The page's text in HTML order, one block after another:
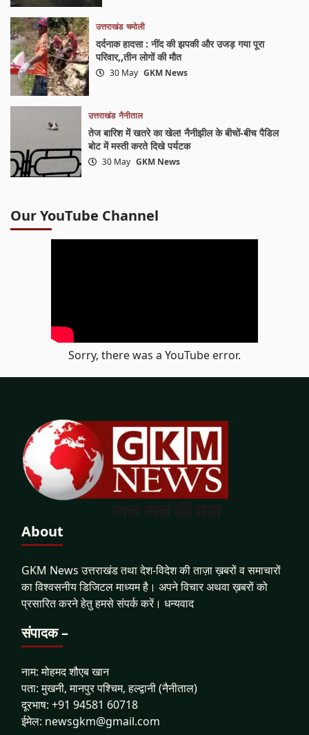
उत्तराखंड चमोली
दर्दनाक हादसा : नींद की झपकी और उजड़ गया पूरा
परिवार,,तीन लोगों की मौत
30 May GKM News
उत्तराखंड नैनीताल
तेज बारिश में खतरे का खेल! नैनीझील के बीचों-बीच पैडिल
बोट में मस्ती करते दिखे पर्यटक
30 May GKM News
Our YouTube Channel
Sorry, there was a YouTube error.
About
GKM News उत्तराखंड तथा देश-विदेश की ताज़ा ख़बरों व समाचारों
का विश्वसनीय डिजिटल माध्यम है। अपने विचार अथवा ख़बरों को
प्रसारित करने हेतु हमसे संपर्क करें। धन्यवाद
संपादक –
नाम: मोहमद शौएब खान
पता: मुखनी, मानपुर पश्चिम, हल्द्वानी (नैनीताल)
दूरभाष: +91 94581 60718
ईमेल: newsgkm@gmail.com